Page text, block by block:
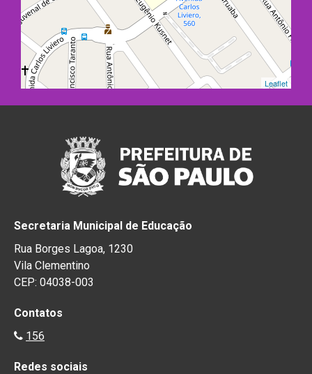
Leaflet
Secretaria Municipal de Educação
Rua Borges Lagoa, 1230
Vila Clementino
CEP: 04038-003
Contatos
156
Redes sociais